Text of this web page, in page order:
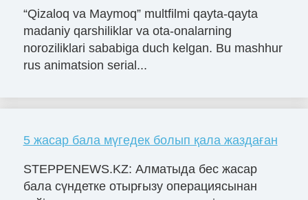
“Qizaloq va Maymoq” multfilmi qayta-qayta
madaniy qarshiliklar va ota-onalarning
noroziliklari sababiga duch kelgan. Bu mashhur
rus animatsion serial...
5 жасар бала мүгедек болып қала жаздаған
STEPPENEWS.KZ: Алматыда бес жасар
бала сүндетке отырғызу операциясынан